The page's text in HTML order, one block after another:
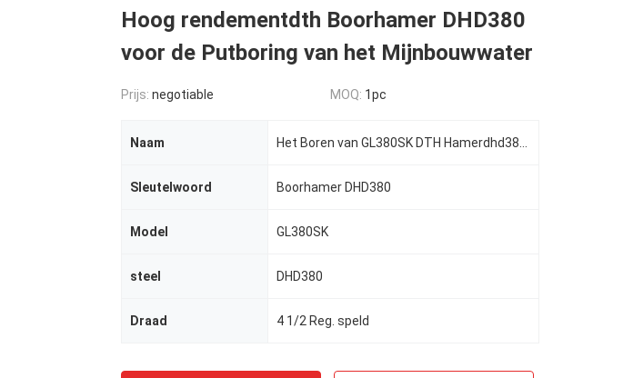
Hoog rendementdth Boorhamer DHD380
voor de Putboring van het Mijnbouwwater
Prijs: negotiable MOQ: 1pc
Naam
Sleutelwoord Boorhamer DHD380
Model GL380SK
steel DHD380
Draad 4 1/2 Reg. speld